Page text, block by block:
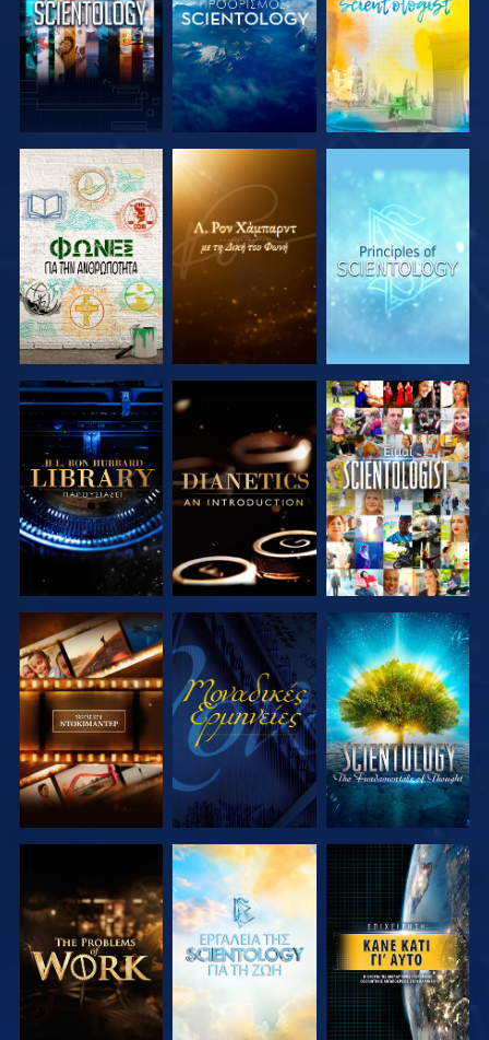
ΕΞΕΡΕΥΝΗΣΤΕ
ΤΗ ΣΕΙΡΑ
ΕΞΕΡΕΥΝΗΣΤΕ
ΤΗ ΣΕΙΡΑ
ΕΞΕΡΕΥΝΗΣΤΕ
ΤΗ ΣΕΙΡΑ
ΕΞΕΡΕΥΝΗΣΤΕ
ΤΗ ΣΕΙΡΑ
ΕΞΕΡΕΥΝΗΣΤΕ
ΤΗ ΣΕΙΡΑ
ΠΑΡΑΚΟΛΟΥΘΗΣΤΕ
ΕΞΕΡΕΥΝΗΣΤΕ
ΤΗ ΣΕΙΡΑ
ΠΑΡΑΚΟΛΟΥΘΗΣΤΕ
ΕΞΕΡΕΥΝΗΣΤΕ
ΤΗ ΣΕΙΡΑ
ΕΞΕΡΕΥΝΗΣΤΕ
ΤΗ ΣΕΙΡΑ
ΕΞΕΡΕΥΝΗΣΤΕ
ΤΗ ΣΕΙΡΑ
ΠΑΡΑΚΟΛΟΥΘΗΣΤΕ